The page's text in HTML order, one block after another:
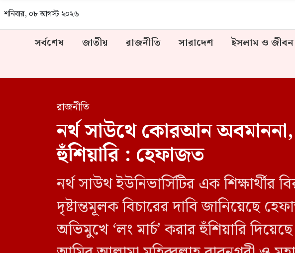
শনিবার, ০৮ আগস্ট ২০২৬
সর্বশেষ জাতীয় রাজনীতি সারাদেশ ইসলাম ও জীবন
রাজনীতি
নর্থ সাউথে কোরআন অবমাননা,
হুঁশিয়ারি : হেফাজত
নর্থ সাউথ ইউনিভার্সিটির এক
দৃষ্টান্তমূলক বিচারের দাবি জানিয়েছে
অভিমুখে ‘লং মার্চ’ করার হুঁশিয়ারি